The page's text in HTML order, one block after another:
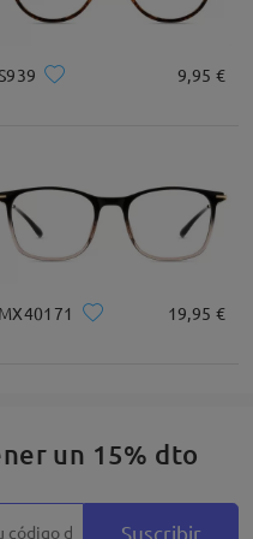
los
9,95 €
MX40171 19,95 €
un 15% dto
Suscribir